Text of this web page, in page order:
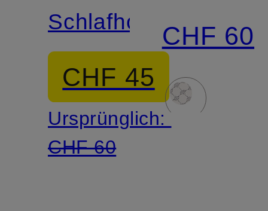
Schlafhose
CHF 45
Ursprünglich:
CHF 60
CHF 60